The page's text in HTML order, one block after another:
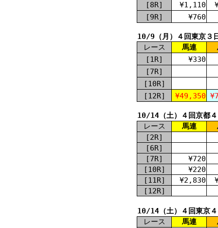
[8R]
¥1,110
[9R]
¥760
10/9（月）４回東京３
レース
馬連
[1R]
¥330
[7R]
[10R]
[12R]
¥49,350
10/14（土）４回京都
レース
馬連
[2R]
[6R]
[7R]
¥720
[10R]
¥220
[11R]
¥2,830
[12R]
10/14（土）４回東京
レース
馬連